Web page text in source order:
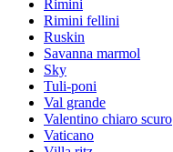
Rimini
Rimini fellini
Ruskin
Savanna marmol
Sky
Tuli-poni
Val grande
Valentino chiaro scuro
Vaticano